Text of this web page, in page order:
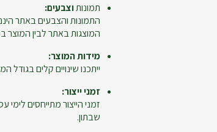
תמונותוצבעים:
התמונות והצבעים באתר
המוצגות באתר לבין המוצר
מידות המוצר:
ייתכנו שינויים קלים בגודל
זמני ייצור:
זמני הייצור מתייחסים
שבתון.